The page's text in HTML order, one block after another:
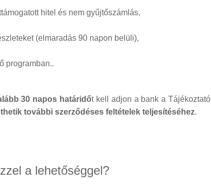
hitel és nem gyűjtőszámlás,
(elmaradás 90 napon belüli),
programban..
30 napos határidőt kell adjon a bank a Tájékoztató
további szerződéses feltételek teljesítéséhez.
a lehetőséggel?